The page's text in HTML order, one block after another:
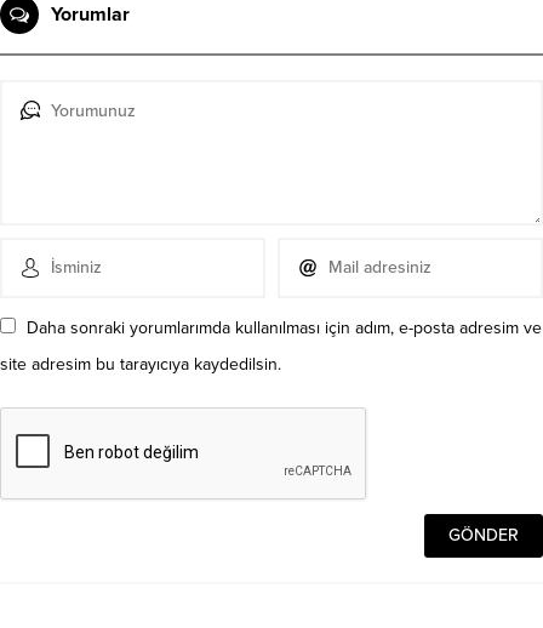
Yorumlar
Daha sonraki yorumlarımda kullanılması için adım, e-posta adresim ve
site adresim bu tarayıcıya kaydedilsin.